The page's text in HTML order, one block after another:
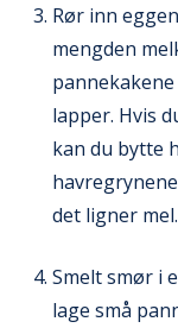
Rør inn
mengden
lapper. Hvis
kan du bytte
det ligner mel.
Smelt smør i
lage små